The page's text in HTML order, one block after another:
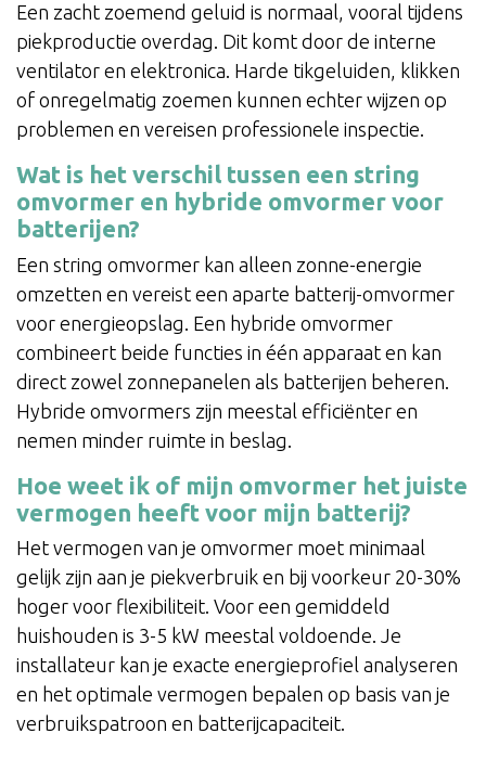
Een zacht zoemend geluid is normaal, vooral tijdens
piekproductie overdag. Dit komt door de interne
ventilator en elektronica. Harde tikgeluiden, klikken
of onregelmatig zoemen kunnen echter wijzen op
problemen en vereisen professionele inspectie.
Wat is het verschil tussen een string
omvormer en hybride omvormer voor
batterijen?
Een string omvormer kan alleen zonne-energie
omzetten en vereist een aparte batterij-omvormer
voor energieopslag. Een hybride omvormer
combineert beide functies in één apparaat en kan
direct zowel zonnepanelen als batterijen beheren.
Hybride omvormers zijn meestal efficiënter en
nemen minder ruimte in beslag.
Hoe weet ik of mijn omvormer het juiste
vermogen heeft voor mijn batterij?
Het vermogen van je omvormer moet minimaal
gelijk zijn aan je piekverbruik en bij voorkeur 20-30%
hoger voor flexibiliteit. Voor een gemiddeld
huishouden is 3-5 kW meestal voldoende. Je
installateur kan je exacte energieprofiel analyseren
en het optimale vermogen bepalen op basis van je
verbruikspatroon en batterijcapaciteit.